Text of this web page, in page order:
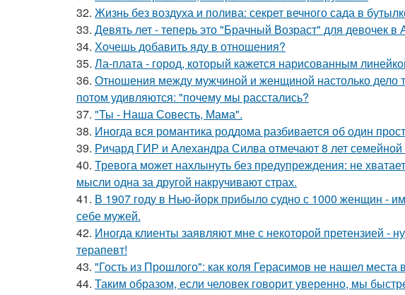
32. Жизнь без воздуха и полива: секрет вечного сада в
33. Девять лет - теперь это "Брачный Возраст" для девочек
34. Хочешь добавить яду в отношения?
35. Ла-плата - город, который кажется нарисованным
36. Отношения между мужчиной и женщиной настолько дело
потом удивляются: "почему мы расстались?
37. "Ты - Наша Совесть, Мама".
38. Иногда вся романтика роддома разбивается об один
39. Ричард ГИР и Алехандра Силва отмечают 8 лет семейной
40. Тревога может нахлынуть без предупреждения: не
мысли одна за другой накручивают страх.
41. В 1907 году в Нью-йорк прибыло судно с 1000 женщин -
себе мужей.
42. Иногда клиенты заявляют мне с некоторой претензией -
терапевт!
43. "Гость из Прошлого": как коля Герасимов не нашел места
44. Таким образом, если человек говорит уверенно, мы